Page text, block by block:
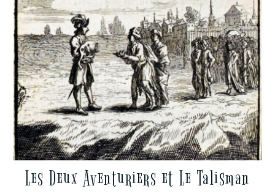
Les Deux Aventuriers et Le Talisman